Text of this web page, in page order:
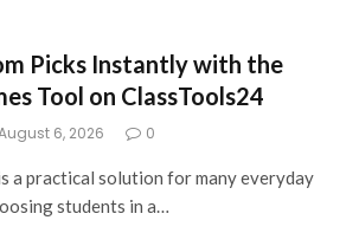
Picks Instantly with the
Tool on ClassTools24
6, 2026 0
a practical solution for many everyday
students in a…